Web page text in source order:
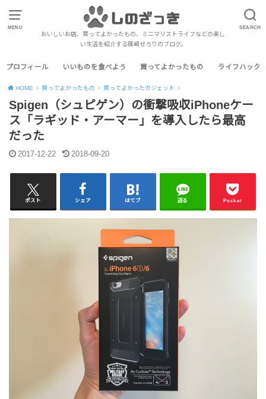
MENU SEARCH
おいしいお店、買ってよかったもの、ミニマリストライフなどの楽し
い生活を紹介する篠崎せろりのブログ。
プロフィール いいものを食べよう 買ってよかったもの ライフハック
HOME 買ってよかったもの 買ってよかったガジェット
Spigen（シュピゲン）の衝撃吸収iPhoneケー
ス「ラギッド・アーマー」を導入したら最高
だった
2017-12-22 2018-09-20
ポスト シェア はてブ 送る Pocket